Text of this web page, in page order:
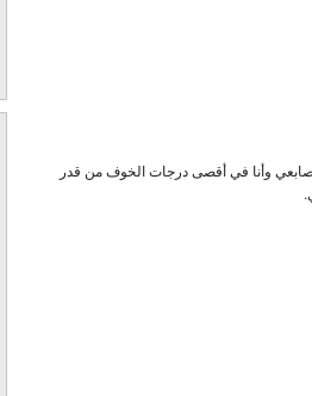
وأنا في أقصى درجات الخوف من قدر